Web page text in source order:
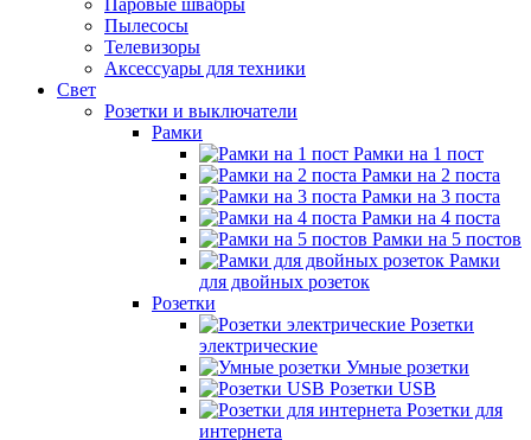
Паровые швабры
Пылесосы
Телевизоры
Аксессуары для техники
Свет
Розетки и выключатели
Рамки
Рамки на 1 пост
Рамки на 2 поста
Рамки на 3 поста
Рамки на 4 поста
Рамки на 5 постов
Рамки
для двойных розеток
Розетки
Розетки
электрические
Умные розетки
Розетки USB
Розетки для
интернета